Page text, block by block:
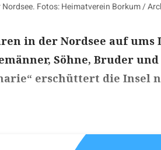
Fotos: Heimatverein Borkum /
in der Nordsee auf ums
Söhne, Bruder und
erschüttert die Insel